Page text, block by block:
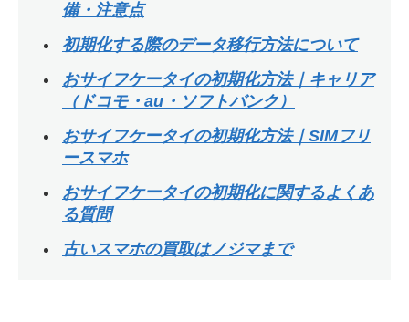
備・注意点
初期化する際のデータ移行方法について
おサイフケータイの初期化方法｜キャリア
（ドコモ・au・ソフトバンク）
おサイフケータイの初期化方法｜SIMフリ
ースマホ
おサイフケータイの初期化に関するよくあ
る質問
古いスマホの買取はノジマまで